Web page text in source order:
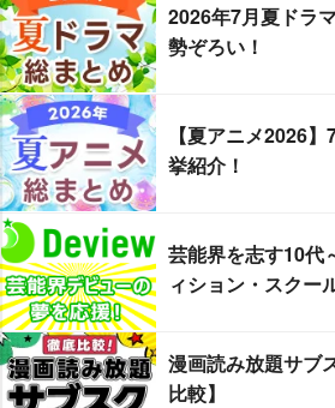
2026年7月夏ドラ
勢ぞろい！
【夏アニメ2026
挙紹介！
芸能界を志す10
ィション・スクー
漫画読み放題サブ
比較】